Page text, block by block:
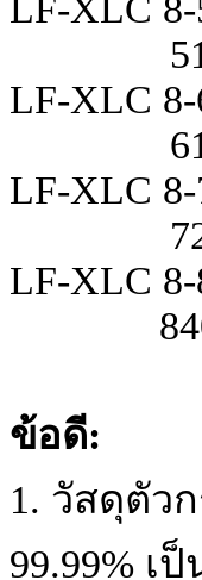
LF-
5100
LF-
6140
LF-
7270
LF-
8400
ข้อดี:
1. วัสดุตัว
99.99% เ